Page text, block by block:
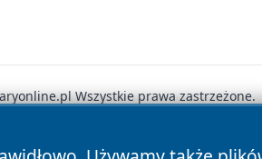
Wszystkie prawa zastrzeżone.